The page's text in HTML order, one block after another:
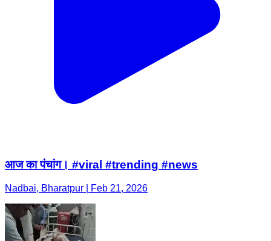
आज का पंचांग। #viral #trending #news
Nadbai, Bharatpur | Feb 21, 2026